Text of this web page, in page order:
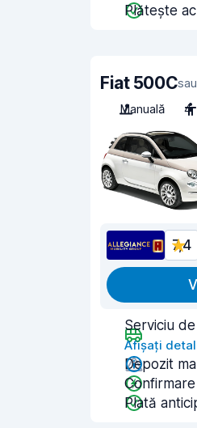
Plătește
Fiat 500C
Manuală
4
7,4
Serviciu
Afișați
Depozit
Plată